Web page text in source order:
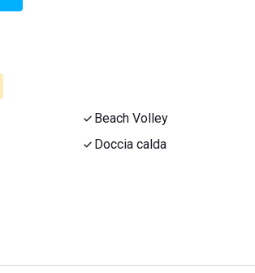
Beach Volley
Doccia calda